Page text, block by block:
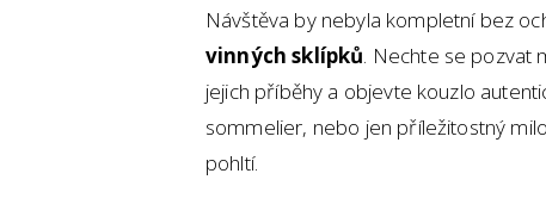
Návštěva by nebyla kompletní bez
vinných sklípků. Nechte se pozvat
jejich příběhy a objevte kouzlo
sommelier, nebo jen příležitostný
pohltí.